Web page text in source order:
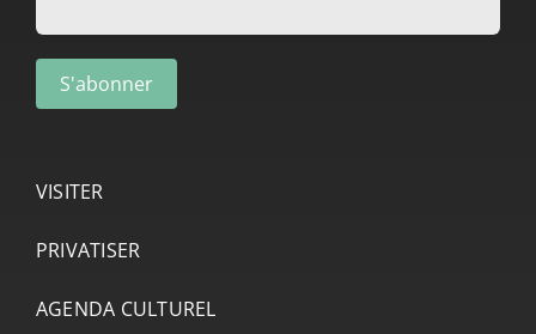
VISITER
PRIVATISER
AGENDA CULTUREL